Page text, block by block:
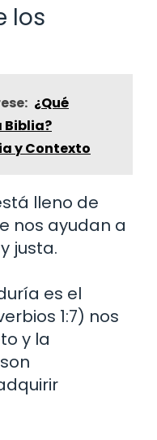
los
¿Qué
Biblia?
y Contexto
lleno de
nos ayudan a
justa.
es el
1:7) nos
y la